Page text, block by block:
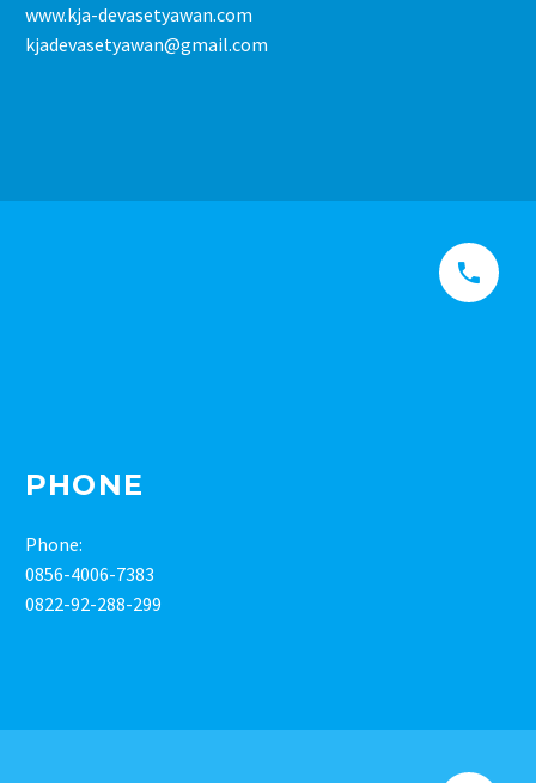
www.kja-devasetyawan.com
kjadevasetyawan@gmail.com


PHONE
Phone:
0856-4006-7383
0822-92-288-299